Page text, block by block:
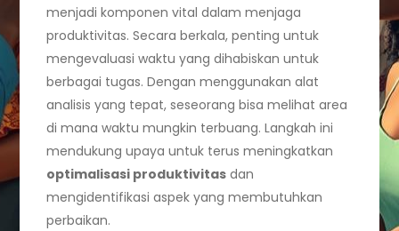
menjadi komponen vital dalam menjaga
produktivitas. Secara berkala, penting untuk
mengevaluasi waktu yang dihabiskan untuk
berbagai tugas. Dengan menggunakan alat
analisis yang tepat, seseorang bisa melihat area
di mana waktu mungkin terbuang. Langkah ini
mendukung upaya untuk terus meningkatkan
optimalisasi produktivitas dan
mengidentifikasi aspek yang membutuhkan
perbaikan.